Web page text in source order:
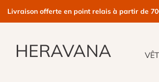
Aller
Livraison offerte en point relais à partir de
HERAVANA